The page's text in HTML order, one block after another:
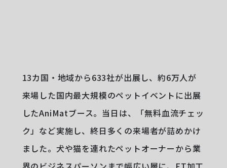
13カ国・地域から633社が出展し、約6万人が
来場した国内最大規模のペットイベントに出展
したAniMatブース。当日は、「無料血流チェッ
ク」など実施し、終日多くの来場者が詰めかけ
ました。犬や猫を連れたペットオーナーから業